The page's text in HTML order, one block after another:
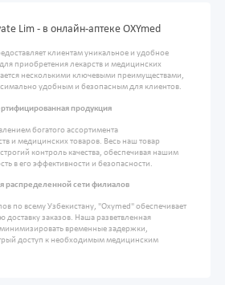
Lim - в онлайн-аптеке OXYmed
клиентам уникальное и удобное
приобретения лекарств и медицинских
несколькими ключевыми преимуществами,
удобным и безопасным для клиентов.
продукция
богатого ассортимента
и медицинских товаров. Весь наш товар
контроль качества, обеспечивая нашим
в его эффективности и безопасности.
распределенной сети филиалов
по всему Узбекистану, "Oxymed" обеспечивает
заказов. Наша разветвленная
минимизировать временные задержки,
доступ к необходимым медицинским